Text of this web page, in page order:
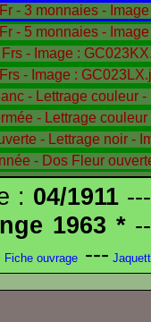
: 04/1911
1963 *
Fiche ouvrage ---